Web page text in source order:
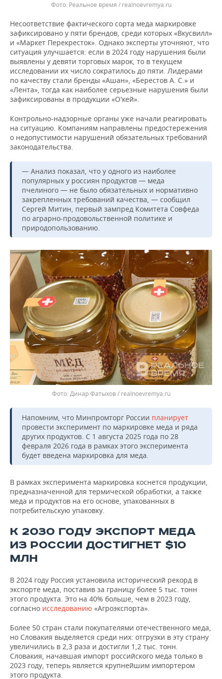
Реальное время / realnoevremya.ru
Несоответствие фактического сорта меда маркировке
зафиксировано у пяти брендов, среди которых «Вкусвилл»
и «Маркет Перекресток». Однако эксперты уточняют, что
ситуация улучшается: если в 2024 году нарушения были
выявлены у девяти торговых марок, то в текущем
исследовании их число сократилось до пяти. Лидерами
по качеству стали бренды «Ашан», «Берестов А. С.» и
«Лента», тогда как наиболее серьезные нарушения были
зафиксированы в продукции «О'кей».
Контрольно-надзорные органы уже начали реагировать
на ситуацию. Компаниям направлены предостережения
о недопустимости нарушений обязательных требований
законодательства.
— Анализ показал, что у одного из наиболее
популярных у россиян продуктов — меда
пчелиного — не было обязательных и нормативно
закрепленных требований качества, — сообщил
Сергей Митин, первый зампред Комитета Совфеда
по аграрно-продовольственной политике и
природопользованию.
Динар Фатыхов / realnoevremya.ru
Напомним, что Минпромторг России планирует
провести эксперимент по маркировке меда и ряда
других продуктов. С 1 августа 2025 года по 28
февраля 2026 года в рамках этого эксперимента
будет введена маркировка для меда.
В рамках эксперимента маркировка коснется продукции,
предназначенной для термической обработки, а также
меда и продуктов на его основе, упакованных в
потребительскую упаковку.
К 2030 ГОДУ ЭКСПОРТ МЕДА
ИЗ РОССИИ ДОСТИГНЕТ $10
МЛН
В 2024 году Россия установила исторический рекорд в
экспорте меда, поставив за границу более 5 тыс. тонн
этого продукта. Это на 40% больше, чем в 2023 году,
согласно исследованию «Агроэкспорта».
Более 50 стран стали покупателями отечественного меда,
но Словакия выделяется среди них: отгрузки в эту страну
увеличились в 2,3 раза и достигли 1,2 тыс. тонн.
Словакия, начавшая импорт российского меда только в
2023 году, теперь является крупнейшим импортером
этого продукта.